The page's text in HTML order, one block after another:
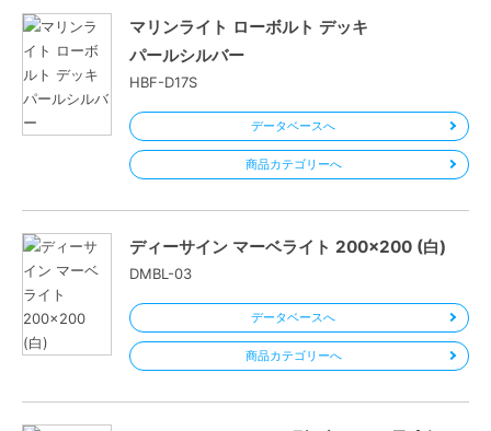
マリンライト ローボルト デッキ
パールシルバー
HBF-D17S
データベースへ
商品カテゴリーへ
ディーサイン マーベライト 200×200 (白)
DMBL-03
データベースへ
商品カテゴリーへ